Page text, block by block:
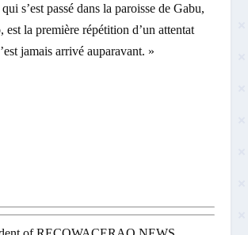
s’est passé dans la paroisse de Gabu,
est la première répétition d’un attentat
jamais arrivé auparavant. »